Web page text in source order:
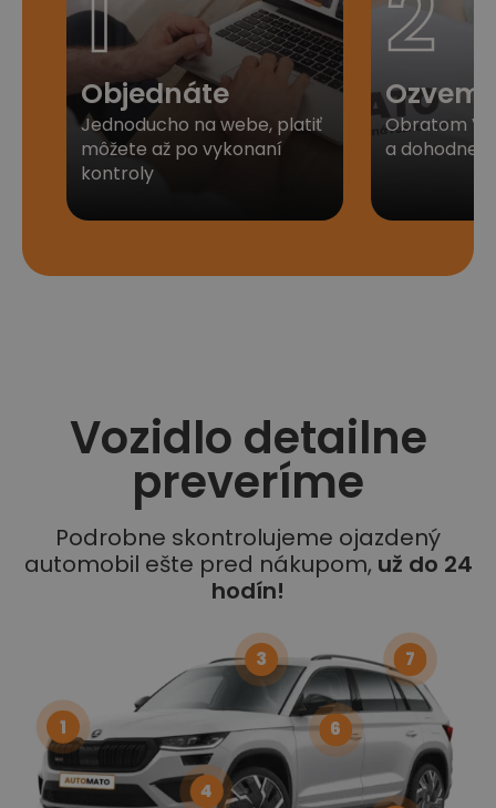
Objednáte
Jednoducho na webe, platiť
môžete až po vykonaní
kontroly
Obratom
a
Vozidlo detailne
preveríme
Podrobne skontrolujeme ojazdený
automobil ešte pred nákupom, už do 24
hodín!
1
3
4
6
7